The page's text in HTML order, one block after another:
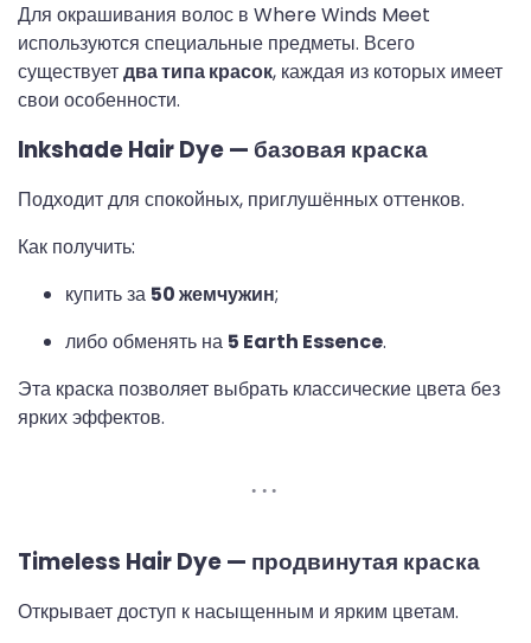
Для окрашивания волос в Where Winds Meet
используются специальные предметы. Всего
существуетдва типа красок, каждая из которых имеет
свои особенности.
Inkshade Hair Dye — базовая краска
Подходит для спокойных, приглушённых оттенков.
Как получить:
купить за 50 жемчужин;
либо обменять на 5 Earth Essence.
Эта краска позволяет выбрать классические цвета без
ярких эффектов.
Timeless Hair Dye — продвинутая краска
Открывает доступ к насыщенным и ярким цветам.